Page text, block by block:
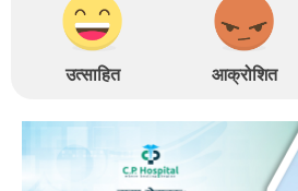
उत्साहित आक्रोशित